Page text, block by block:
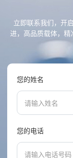
立即联系我们，开
进，高品质载体，
您的姓名
您的电话